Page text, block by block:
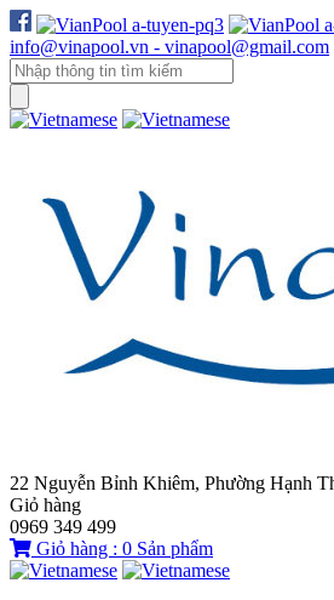
info@vinapool.vn - vinapool@gmail.com
22 Nguyễn Bỉnh Khiêm, Phường Hạnh
Giỏ hàng
0969 349 499
Giỏ hàng : 0 Sản phẩm